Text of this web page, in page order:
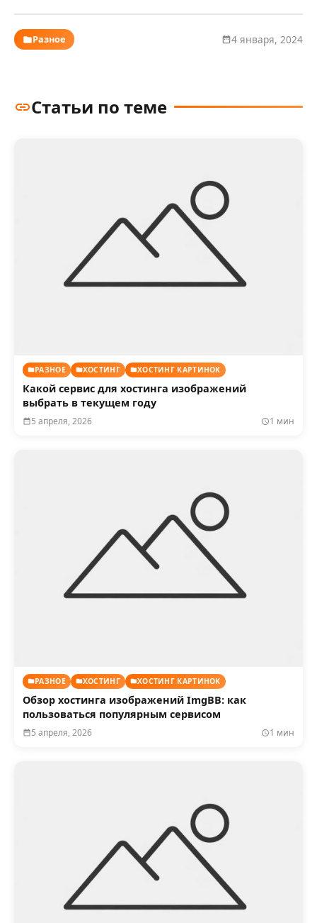
Разное 4 января, 2024
Статьи по теме
РАЗНОЕ ХОСТИНГ ХОСТИНГ КАРТИНОК
Какой сервис для хостинга изображений
выбрать в текущем году
5 апреля, 2026 1 мин
РАЗНОЕ ХОСТИНГ ХОСТИНГ КАРТИНОК
Обзор хостинга изображений ImgBB: как
пользоваться популярным сервисом
5 апреля, 2026 1 мин